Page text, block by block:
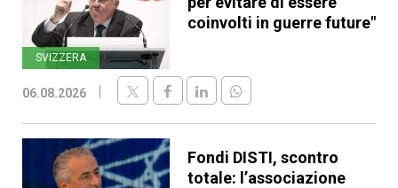
SVIZZERA
coinvolti in guerre future"
06.08.2026
Fondi DISTI, scontro
totale: l’associazione